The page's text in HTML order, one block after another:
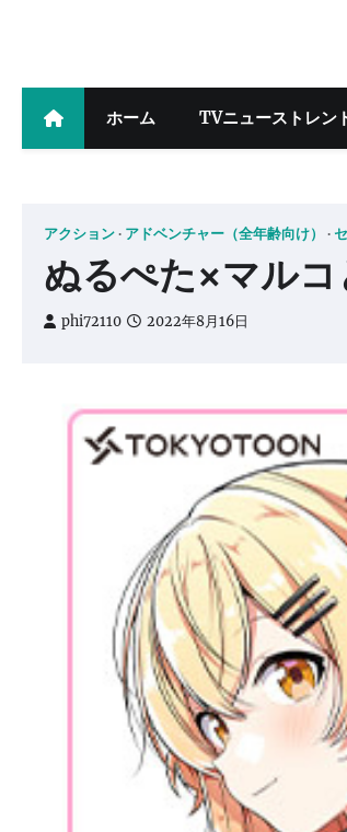
ホーム TVニューストレン
アクション アドベンチャー（全年齢向け）
ぬるぺた×マル
phi72110 2022年8月16日